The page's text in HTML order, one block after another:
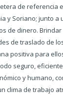
de referencia
y Soriano; junto a
de dinero.
de traslado de
positiva para
seguro,
y humano,
clima de trabajo